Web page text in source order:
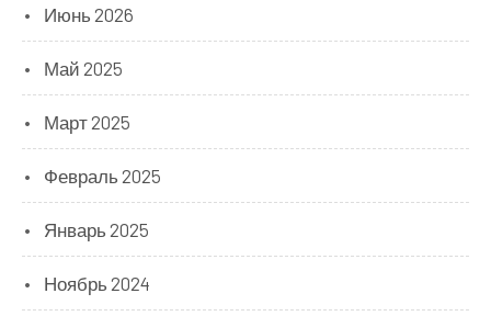
Июнь 2026
Май 2025
Март 2025
Февраль 2025
Январь 2025
Ноябрь 2024